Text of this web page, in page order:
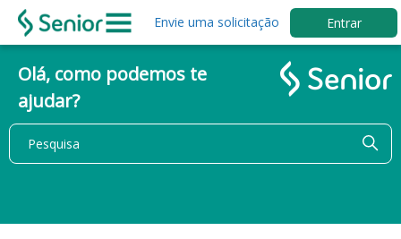
Envie uma solicitação Entrar
Olá, como podemos te
ajudar?